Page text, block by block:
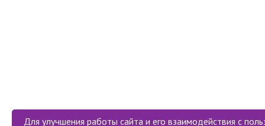
Для улучшения работы сайта и его взаимодействия с